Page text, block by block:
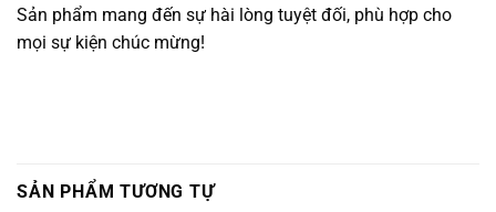
Sản phẩm mang đến sự hài lòng tuyệt đối, phù hợp cho
mọi sự kiện chúc mừng!
SẢN PHẨM TƯƠNG TỰ